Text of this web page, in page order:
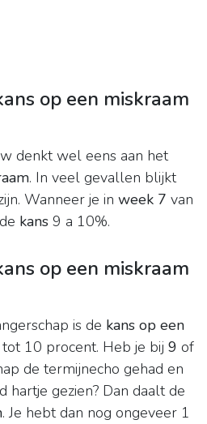
op een miskraam
denkt wel eens aan het
. In veel gevallen blijkt
Wanneer je in week 7 van
kans 9 a 10%.
op een miskraam
is de kans op een
10 procent. Heb je bij 9 of
de termijnecho gehad en
hartje gezien? Dan daalt de
. Je hebt dan nog ongeveer 1